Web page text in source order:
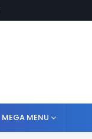
MEGA MENU